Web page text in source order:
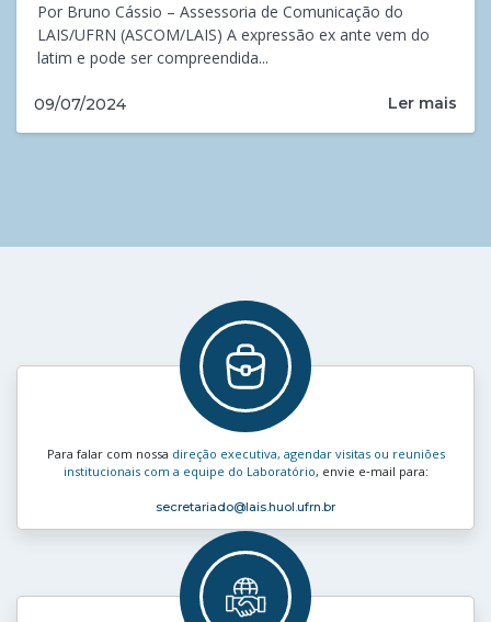
Por Bruno Cássio – Assessoria de Comunicação do
LAIS/UFRN (ASCOM/LAIS) A expressão ex ante vem do
latim e pode ser compreendida...
09/07/2024 Ler mais
Para falar com nossa direção executiva, agendar visitas ou reuniões
institucionais com a equipe do Laboratório, envie e‑mail para:
secretariado@lais.huol.ufrn.br